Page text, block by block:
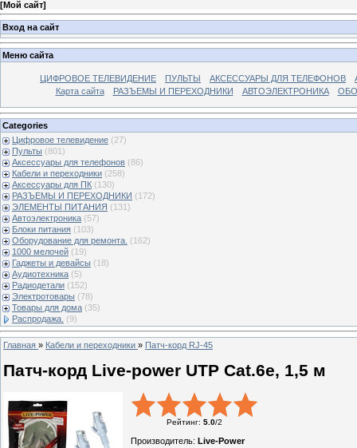
[Мой сайт]
Вход на сайт
Меню сайта
ЦИФРОВОЕ ТЕЛЕВИДЕНИЕ ПУЛЬТЫ АКСЕССУАРЫ ДЛЯ ТЕЛЕФОНОВ
Карта сайта
РАЗЪЕМЫ И ПЕРЕХОДНИКИ АВТОЭЛЕКТРОНИКА
Categories
Цифровое телевидение (27)
Пульты (801)
Аксессуары для телефонов (86)
Кабели и переходники (258)
Аксессуары для ПК (130)
РАЗЪЕМЫ И ПЕРЕХОДНИКИ (172)
ЭЛЕМЕНТЫ ПИТАНИЯ (131)
Автоэлектроника (57)
Блоки питания (103)
Оборудование для ремонта. (162)
1000 мелочей (19)
Гаджеты и девайсы (18)
Аудиотехника (5)
Радиодетали (152)
Электротовары (78)
Товары для дома (35)
Распродажа. (9)
Главная » Кабели и переходники » Патч-корд RJ-45
Патч-корд Live-power UTP Cat.6e, 1,5 м
Рейтинг: 5.0/2
Производитель: Live-Power